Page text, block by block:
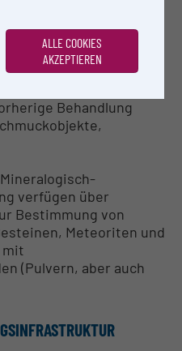
Materialien
Spiegels können
auch Artefakte mit
Behandlung
verfügen über
Bestimmung von
Meteoriten und
mit
(Pulvern, aber auch
ALLE COOKIES
AKZEPTIEREN